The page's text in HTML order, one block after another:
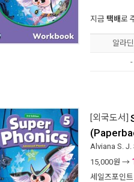
지금 택배로
알라
-
[외국도서]
Alviana S. J.
15,000원 →
세일즈포인